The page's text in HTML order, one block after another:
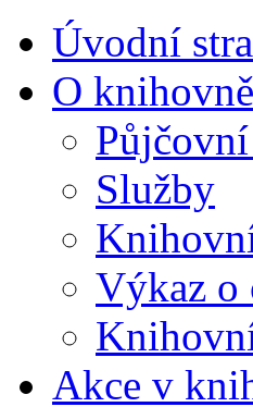
Úvodní
O knihovně
Služby
Výkaz o
Akce v